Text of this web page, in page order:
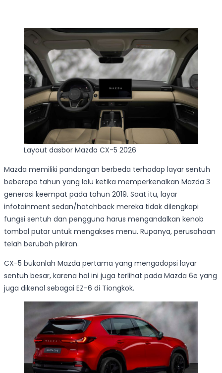
Layout dasbor Mazda CX-5 2026
Mazda memiliki pandangan berbeda terhadap layar sentuh
beberapa tahun yang lalu ketika memperkenalkan Mazda 3
generasi keempat pada tahun 2019. Saat itu, layar
infotainment sedan/hatchback mereka tidak dilengkapi
fungsi sentuh dan pengguna harus mengandalkan kenob
tombol putar untuk mengakses menu. Rupanya, perusahaan
telah berubah pikiran.
CX-5 bukanlah Mazda pertama yang mengadopsi layar
sentuh besar, karena hal ini juga terlihat pada Mazda 6e yang
juga dikenal sebagai EZ-6 di Tiongkok.